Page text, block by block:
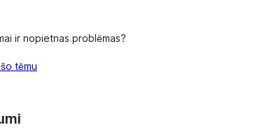
ir nopietnas problēmas?
tēmu